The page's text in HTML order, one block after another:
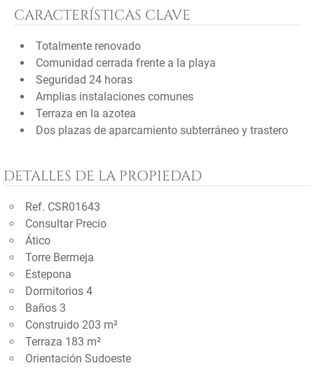
CARACTERÍSTICAS CLAVE
Totalmente renovado
Comunidad cerrada frente a la playa
Seguridad 24 horas
Amplias instalaciones comunes
Terraza en la azotea
Dos plazas de aparcamiento subterráneo y trastero
DETALLES DE LA PROPIEDAD
Ref. CSR01643
Consultar Precio
Ático
Torre Bermeja
Estepona
Dormitorios 4
Baños 3
Construido 203 m²
Terraza 183 m²
Orientación Sudoeste